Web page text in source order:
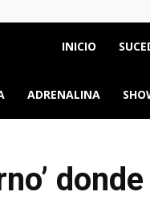
Once
Ríos
INICIO
ADRENALINA